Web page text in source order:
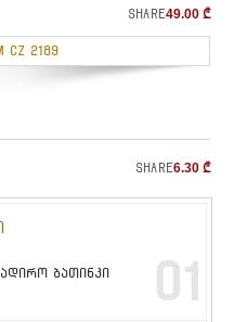
49.00 ₾
Share
6.30 ₾
Share
ბათინკი
01